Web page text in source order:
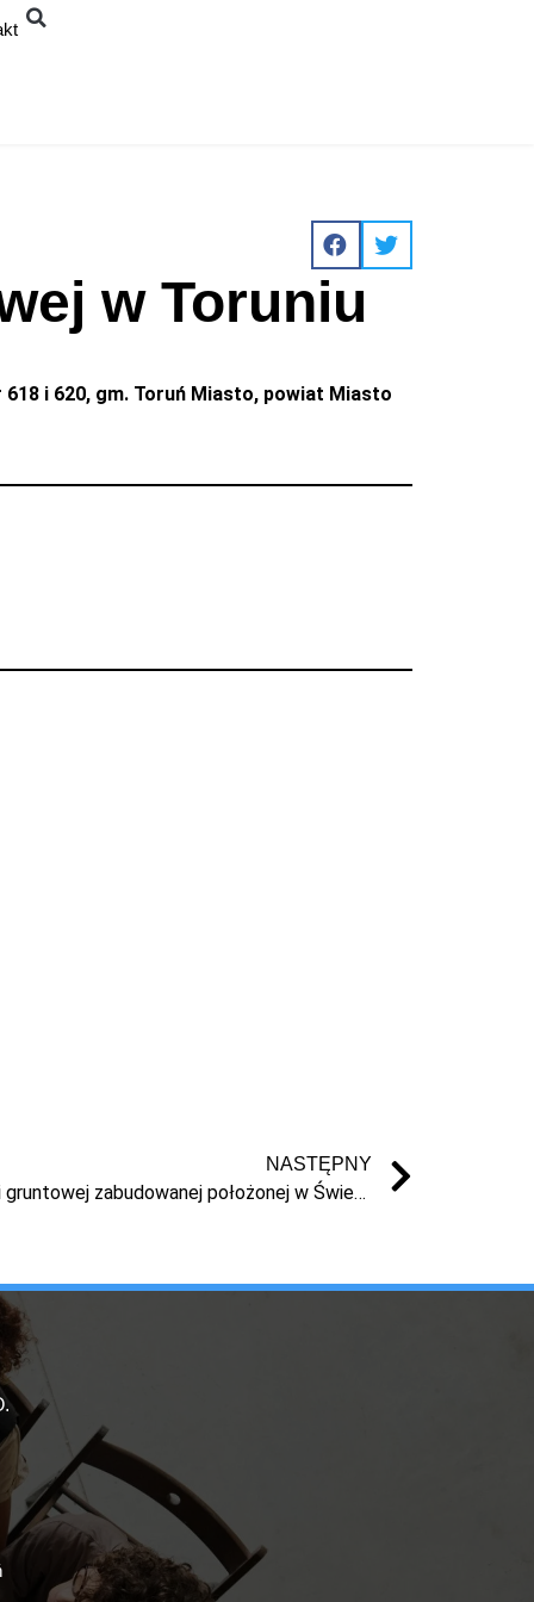
w Toruniu
i 620, gm. Toruń Miasto, powiat Miasto
NASTĘPNY
Prawo własności nieruchomości gruntowej zabudowanej położonej w Świeciu przy ul. Władysława Sikorskiego